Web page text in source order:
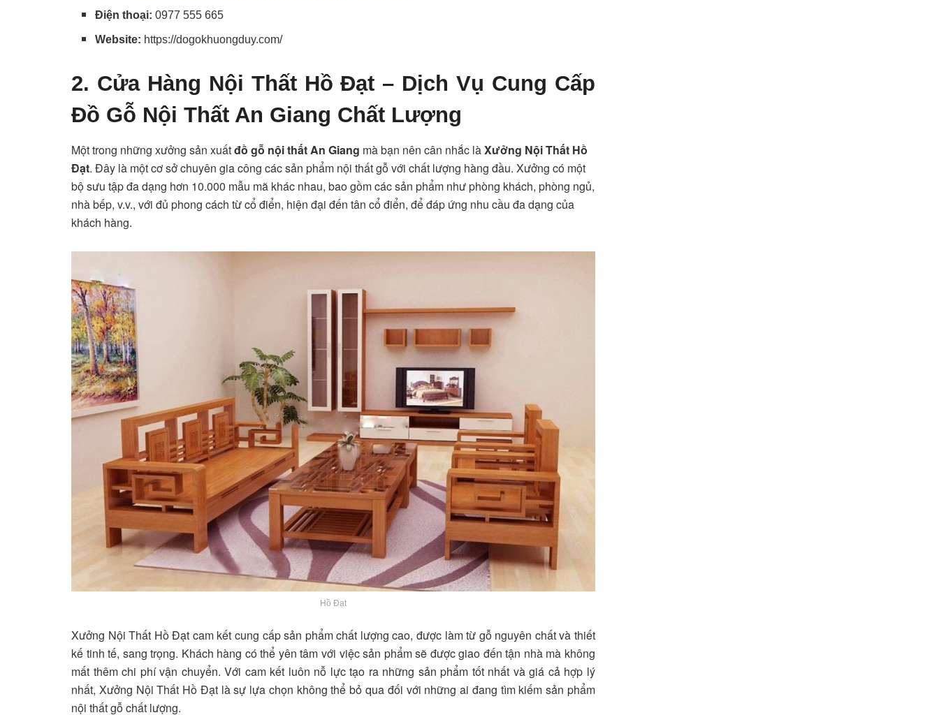
Điện thoại:0977 555 665
Website: https://dogokhuongduy.com/
2. Cửa Hàng Nội Thất Hồ Đạt – Dịch Vụ Cung Cấp
Đồ Gỗ Nội Thất An Giang Chất Lượng
Một trong những xưởng sản xuấtđồ gỗ nội thất An Giang mà bạn nên cân nhắc làXưởng Nội Thất Hồ
Đạt. Đây là một cơ sở chuyên gia công các sản phẩm nội thất gỗ với chất lượng hàng đầu. Xưởng có một
bộ sưu tập đa dạng hơn 10.000 mẫu mã khác nhau, bao gồm các sản phẩm như phòng khách, phòng ngủ,
nhà bếp, v.v., với đủ phong cách từ cổ điển, hiện đại đến tân cổ điển, để đáp ứng nhu cầu đa dạng của
khách hàng.
Hồ Đạt
Xưởng Nội Thất Hồ Đạt cam kết cung cấp sản phẩm chất lượng cao, được làm từ gỗ nguyên chất và thiết
kế tinh tế, sang trọng. Khách hàng có thể yên tâm với việc sản phẩm sẽ được giao đến tận nhà mà không
mất thêm chi phí vận chuyển. Với cam kết luôn nỗ lực tạo ra những sản phẩm tốt nhất và giá cả hợp lý
nhất, Xưởng Nội Thất Hồ Đạt là sự lựa chọn không thể bỏ qua đối với những ai đang tìm kiếm sản phẩm
nội thất gỗ chất lượng.